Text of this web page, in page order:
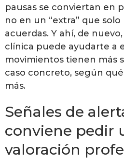
pausas se conviertan en
no en un “extra” que
acuerdas. Y ahí, de
clínica puede ayudarte a
movimientos tienen más
caso concreto, según
más.
Señales de
conviene pedir
valoración